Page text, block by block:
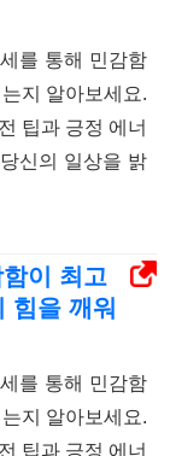
를 통해 민감함
지 알아보세요.
팁과 긍정 에너
신의 일상을 밝
이 최고
힘을 깨워
를 통해 민감함
지 알아보세요.
팁과 긍정 에너